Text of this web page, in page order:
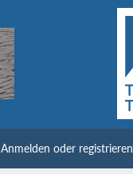
Anmelden oder registrieren